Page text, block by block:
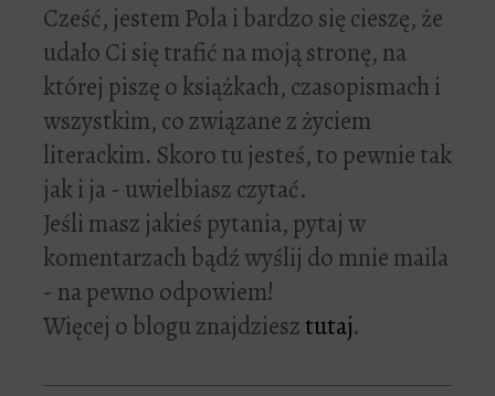
Cześć, jestem Pola i bardzo się cieszę, że
udało Ci się trafić na moją stronę, na
której piszę o książkach, czasopismach i
wszystkim, co związane z życiem
literackim. Skoro tu jesteś, to pewnie tak
jak i ja - uwielbiasz czytać.
Jeśli masz jakieś pytania, pytaj w
komentarzach bądź wyślij do mnie maila
- na pewno odpowiem!
Więcej o blogu znajdziesztutaj.